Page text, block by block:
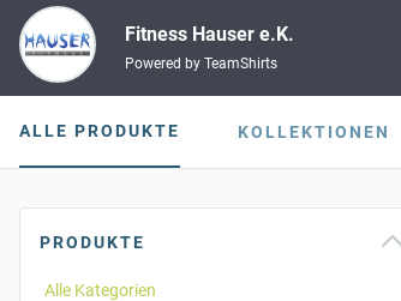
Fitness Hauser e.K.
Powered by TeamShirts
ALLE PRODUKTE KOLLEKTIONEN
PRODUKTE
Alle Kategorien